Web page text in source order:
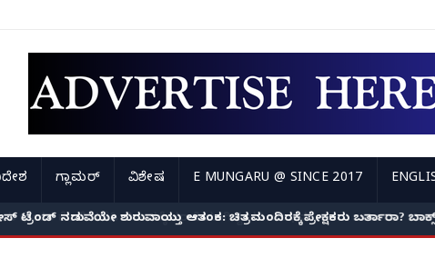
ಗ್ಲಾಮರ್ ವಿಶೇಷ E MUNGARU @ SINCE 2017
ಟ್ರೆಂಡ್ ನಡುವೆಯೇ ಶುರುವಾಯ್ತು ಆತಂಕ: ಚಿತ್ರಮಂದಿರಕ್ಕೆ ಪ್ರೇಕ್ಷಕರು ಬರ್ತಾರಾ?